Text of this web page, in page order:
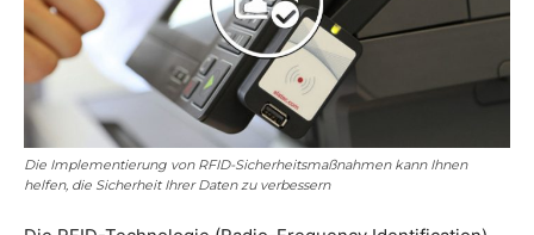
Die Implementierung von RFID-Sicherheitsmaßnahmen kann Ihnen
helfen, die Sicherheit Ihrer Daten zu verbessern